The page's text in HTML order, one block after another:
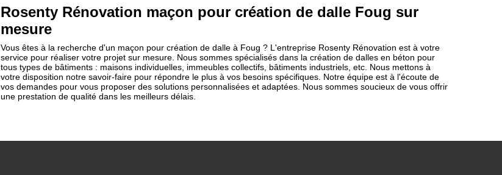
Rosenty Rénovation maçon pour création de dalle Foug sur
mesure
Vous êtes à la recherche d'un maçon pour création de dalle à Foug ? L'entreprise Rosenty Rénovation est à votre
service pour réaliser votre projet sur mesure. Nous sommes spécialisés dans la création de dalles en béton pour
tous types de bâtiments : maisons individuelles, immeubles collectifs, bâtiments industriels, etc. Nous mettons à
votre disposition notre savoir-faire pour répondre le plus à vos besoins spécifiques. Notre équipe est à l'écoute de
vos demandes pour vous proposer des solutions personnalisées et adaptées. Nous sommes soucieux de vous offrir
une prestation de qualité dans les meilleurs délais.